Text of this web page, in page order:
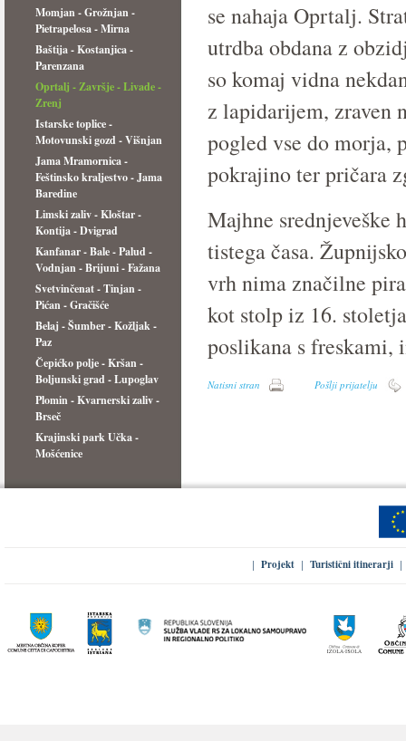
Momjan - Grožnjan -
Pietrapelosa - Mirna
Baštija - Kostanjica -
Parenzana
Oprtalj - Završje - Livade -
Zrenj
Istarske toplice -
Motovunski gozd - Višnjan
Jama Mramornica -
Feštinsko kraljestvo - Jama
Baredine
Limski zaliv - Kloštar -
Kontija - Dvigrad
Kanfanar - Bale - Palud -
Vodnjan - Brijuni - Fažana
Svetvinčenat - Tinjan -
Pićan - Gračišće
Belaj - Šumber - Kožljak -
Paz
Čepićko polje - Kršan -
Boljunski grad - Lupoglav
Plomin - Kvarnerski zaliv -
Brseč
Krajinski park Učka -
Mošćenice
se nahaja Oprtalj.
utrdba obdana z
so komaj vidna
z lapidarijem, zraven
pogled vse do morja,
pokrajino ter pričara
Majhne srednjeveške
tistega časa.
vrh nima značilne
kot stolp iz 16.
poslikana s freskami,
Natisni stran Pošlji prijatelju
Projekt Turistični itinerarji